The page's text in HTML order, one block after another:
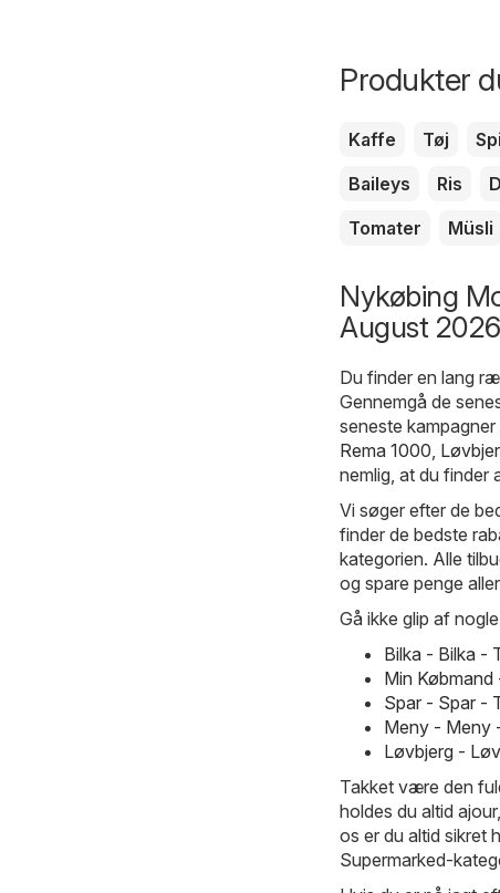
Produkter
Kaffe Tøj
Baileys
Ris
Tomater
Müsli
Nykøbing
August
Du finder en lang
Gennemgå de
seneste
Rema 1000
nemlig, at du finder
Vi søger efter de
finder de bedste
kategorien. Alle
og spare penge
Gå ikke glip af
Bilka - Bilka -
Min
Spar - Spar -
Meny - Meny
Løvbjerg -
Takket være den
holdes du altid
os er du altid sikret
Supermarked-